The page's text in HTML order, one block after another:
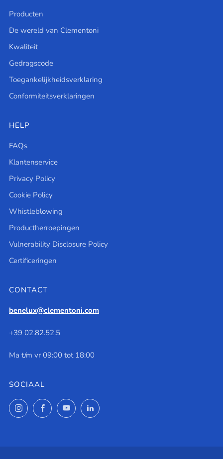
Producten
De wereld van Clementoni
Kwaliteit
Gedragscode
Toegankelijkheidsverklaring
Conformiteitsverklaringen
HELP
FAQs
Klantenservice
Privacy Policy
Cookie Policy
Whistleblowing
Productherroepingen
Vulnerability Disclosure Policy
Certificeringen
CONTACT
benelux@clementoni.com
+39 02.82.52.5
Ma t/m vr 09:00 tot 18:00
SOCIAAL
InstagramFacebookYouTubeLinkedIn